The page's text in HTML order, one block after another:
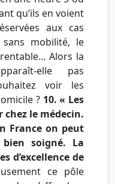
qu’ils en voient
aux cas
sans mobilité, le
Alors la
elle pas
voir les
? 10. « Les
chez le médecin.
France on peut
soigné. La
d’excellence de
ce pôle